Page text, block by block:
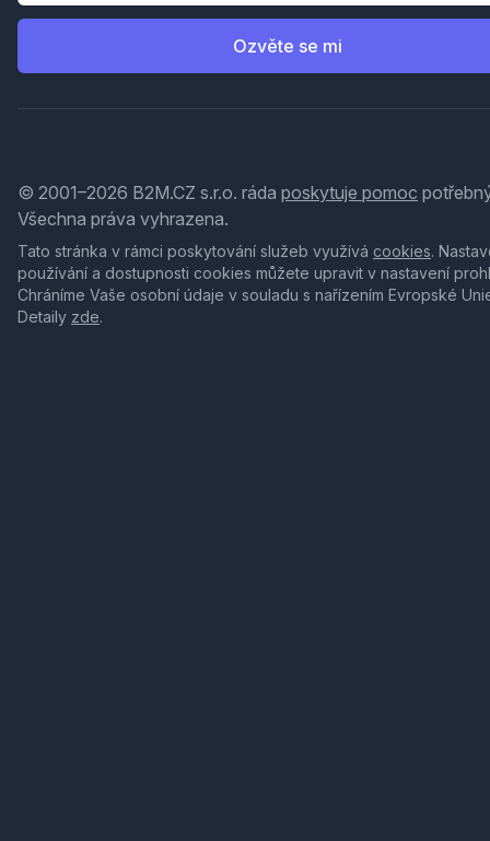
Ozvěte se mi
© 2001–2026 B2M.CZ s.r.o. ráda poskytuje pomoc
Všechna práva vyhrazena.
Tato stránka v rámci poskytování služeb využívá cookies.
používání a dostupnosti cookies můžete upravit v nastavení
Chráníme Vaše osobní údaje v souladu s nařízením Evropské
Detaily zde.